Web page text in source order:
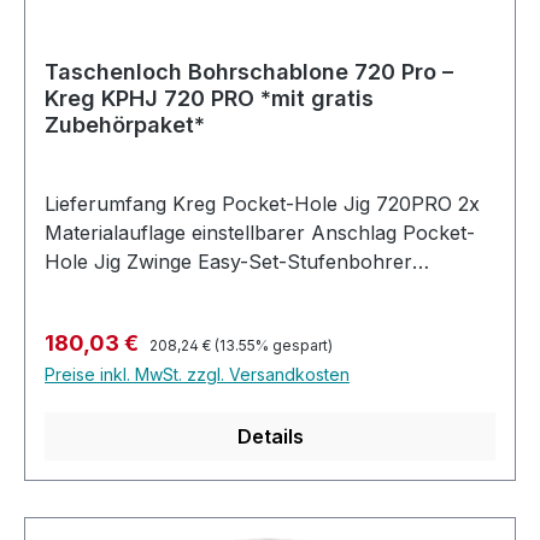
immer griffbereit.
Taschenloch Bohrschablone 720 Pro –
Kreg KPHJ 720 PRO *mit gratis
Zubehörpaket*
Lieferumfang Kreg Pocket-Hole Jig 720PRO 2x
Materialauflage einstellbarer Anschlag Pocket-
Hole Jig Zwinge Easy-Set-Stufenbohrer
inklusive Sechskantschlüssel Absaugadapter
160x Kreg®-Taschenlochschrauben und ein
Jig 720PRO ist die bisher fortschrittlichste
Projekten unglaublich effizient machen. Die
Verkaufspreis:
180,03 € Regulärer Preis:
208,24 € (13.55% gespart)
Preise inkl. MwSt. zzgl. Versandkosten
Details